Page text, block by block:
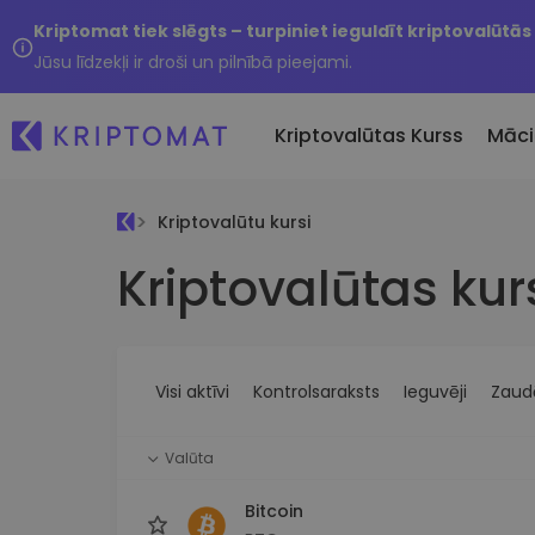
Kriptomat tiek slēgts – turpiniet ieguldīt kriptovalūtās
Jūsu līdzekļi ir droši un pilnībā pieejami.
Kriptovalūtas Kurss
Visas cenas
Vairāk nekā 300 kriptovalūtu Nesen
Pērciet vairāk nekā 300
kriptovalūtas
iespējas
Kriptovalūtu kursi
Kriptovalūtas
Visi aktīvi Kontrolsaraksts Ieguvēji
Valūta
Bitcoin